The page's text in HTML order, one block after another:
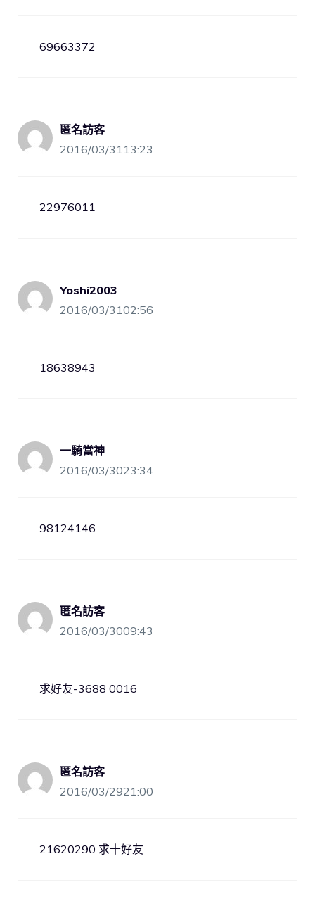
69663372
匿名訪客
2016/03/3113:23
22976011
Yoshi2003
2016/03/3102:56
18638943
一騎當神
2016/03/3023:34
98124146
匿名訪客
2016/03/3009:43
求好友-3688 0016
匿名訪客
2016/03/2921:00
21620290 求十好友